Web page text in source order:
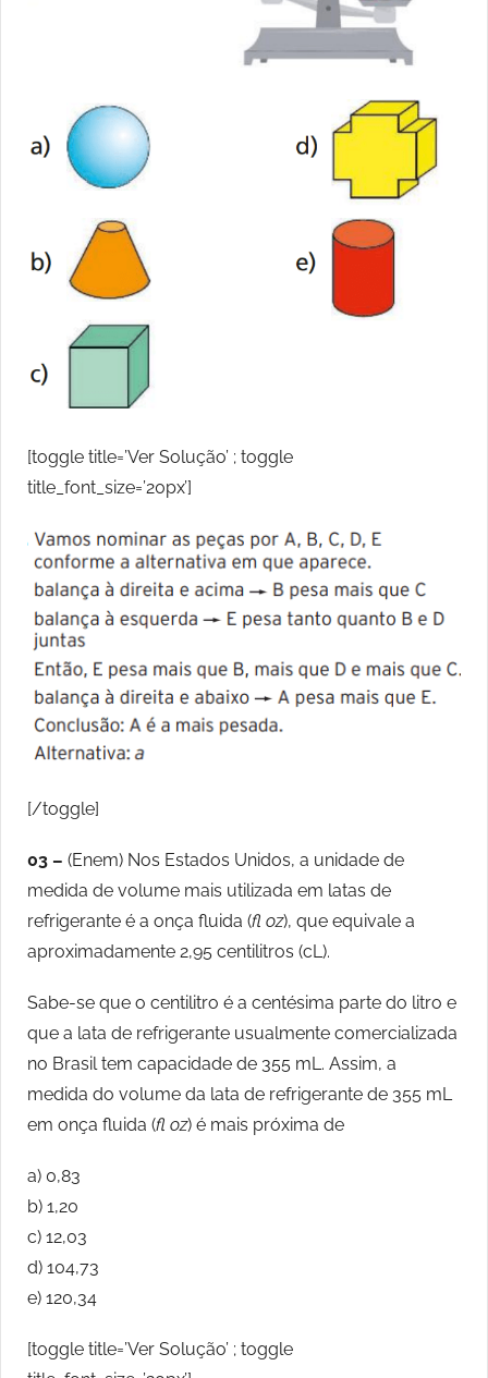
[toggle title=’Ver Solução’ ; toggle
title_font_size=’20px’]
[/toggle]
03 – (Enem) Nos Estados Unidos, a unidade de
medida de volume mais utilizada em latas de
refrigerante é a onça fluida (fl oz), que equivale a
aproximadamente 2,95 centilitros (cL).
Sabe-se que o centilitro é a centésima parte do litro e
que a lata de refrigerante usualmente comercializada
no Brasil tem capacidade de 355 mL. Assim, a
medida do volume da lata de refrigerante de 355 mL
em onça fluida (fl oz) é mais próxima de
a) 0,83
b) 1,20
c) 12,03
d) 104,73
e) 120,34
[toggle title=’Ver Solução’ ; toggle